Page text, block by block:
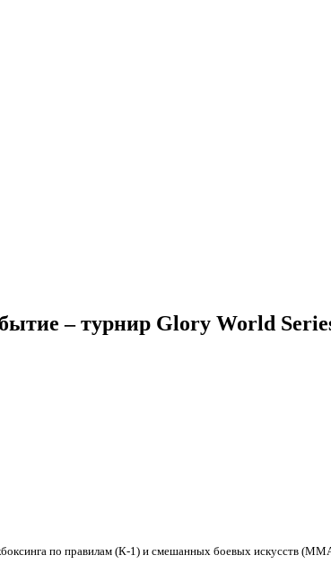
– турнир Glory World
по правилам (К-1) и смешанных боевых искусств